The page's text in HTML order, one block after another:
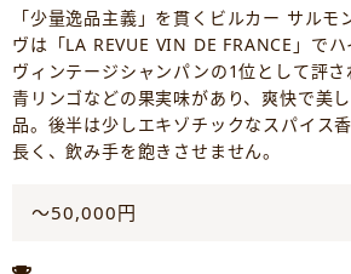
「少量逸品主義」を貫くビルカー サルモ
ヴは「LA REVUE VIN DE FRANCE」で
ヴィンテージシャンパンの1位として評さ
青リンゴなどの果実味があり、爽快で美
品。後半は少しエキゾチックなスパイス
長く、飲み手を飽きさせません。
～50,000円